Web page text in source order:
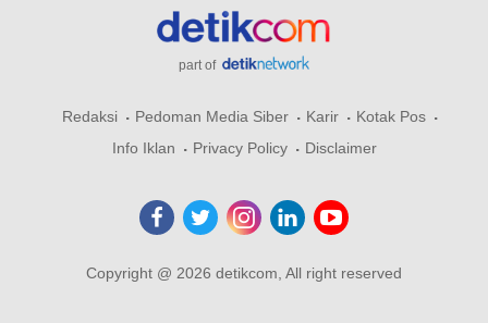
part of
Redaksi Pedoman Media Siber Karir
Kotak Pos
Info Iklan
Privacy Policy Disclaimer
Copyright @ 2026 detikcom, All right reserved